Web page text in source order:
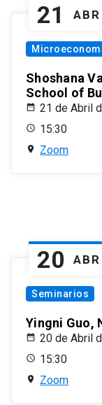
21 ABR
Shoshana
School of
21 de Abril
15:30
Zoom
20 ABR
Seminarios
Yingni Guo,
20 de Abril
15:30
Zoom